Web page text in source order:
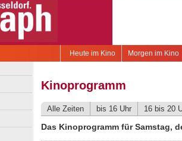
Morgen im Kino
Heute im Kino
Kinoprogramm
Alle Zeiten bis 16 Uhr 16 bis 20
Das Kinoprogramm für Samstag,